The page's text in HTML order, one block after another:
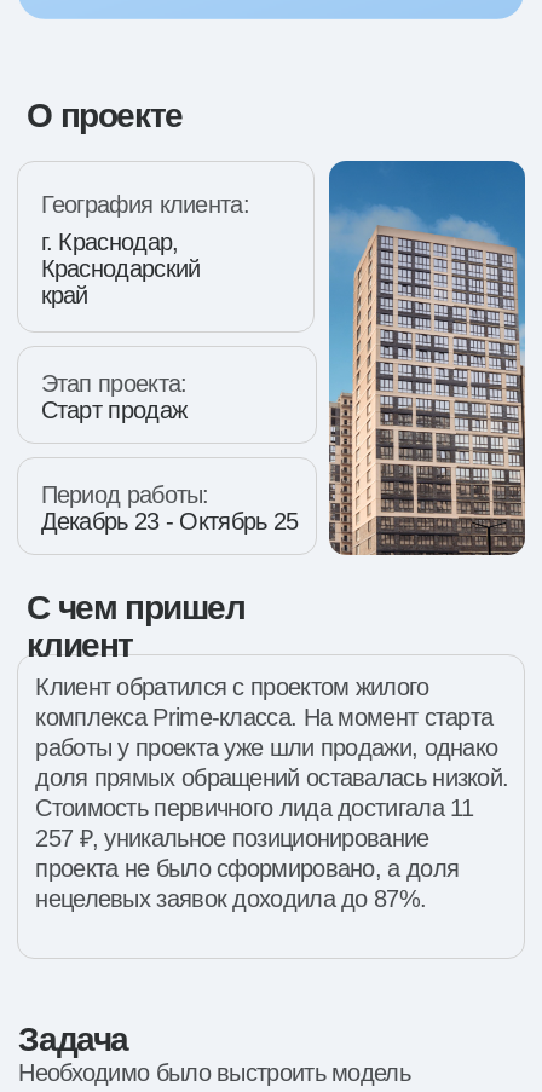
С чем пришел
клиент
Клиент обратился с проектом жилого
комплекса Prime-класса. На момент старта
работы у проекта уже шли продажи, однако
доля прямых обращений оставалась низкой.
проекта не было сформировано, а доля
нецелевых заявок доходила до 87%.
Период работы:
Декабрь 23 - Октябрь 25
Задача
Необходимо было выстроить модель
продвижения, которая одновременно
и на коммерческий результат: определить
рабочие каналы коммуникации, правильно
раскрыть ценность комплекса
и сфокусироваться на аудитории, наиболее
релевантной для проекта
Брендформанс подход
Упаковка ценности проекта
Фокус на локальной аудитории
Решение
В работе мы объединили медийную
и перфоманс-составляющую, чтобы